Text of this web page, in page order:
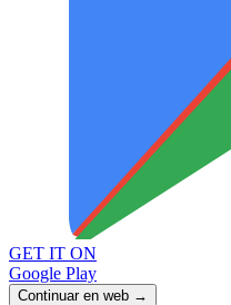
GET IT ON
Google Play
Continuar en web →